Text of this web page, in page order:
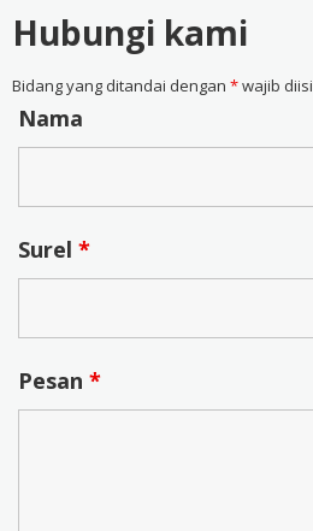
Hubungi kami
Bidang yang ditandai dengan *wajib diisi
Nama
Surel *
Pesan *